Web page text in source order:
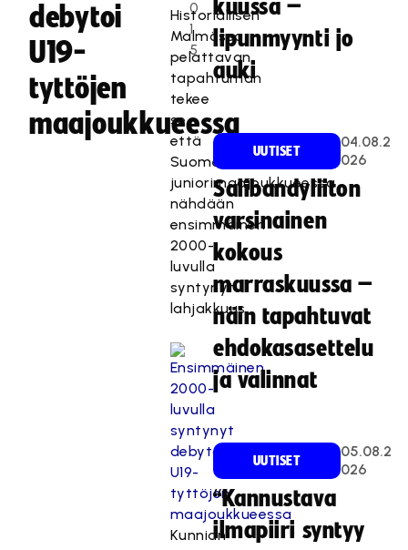
debytoi
U19-
tyttöjen
maajoukkueessa
0
1
5
Historiallisen
Malmössa
pelattavan
tapahtuman
tekee
se,
että
Suomen
juniorimaajoukkueessa
nähdään
ensimmäinen
2000-
luvulla
syntynyt
lahjakkuus.
Kunnian
kuussa –
lipunmyynti jo
auki
UUTISET
04.08.2
026
Salibandyliiton
varsinainen
kokous
marraskuussa –
näin tapahtuvat
ehdokasasettelu
ja valinnat
UUTISET
05.08.2
026
“Kannustava
ilmapiiri syntyy